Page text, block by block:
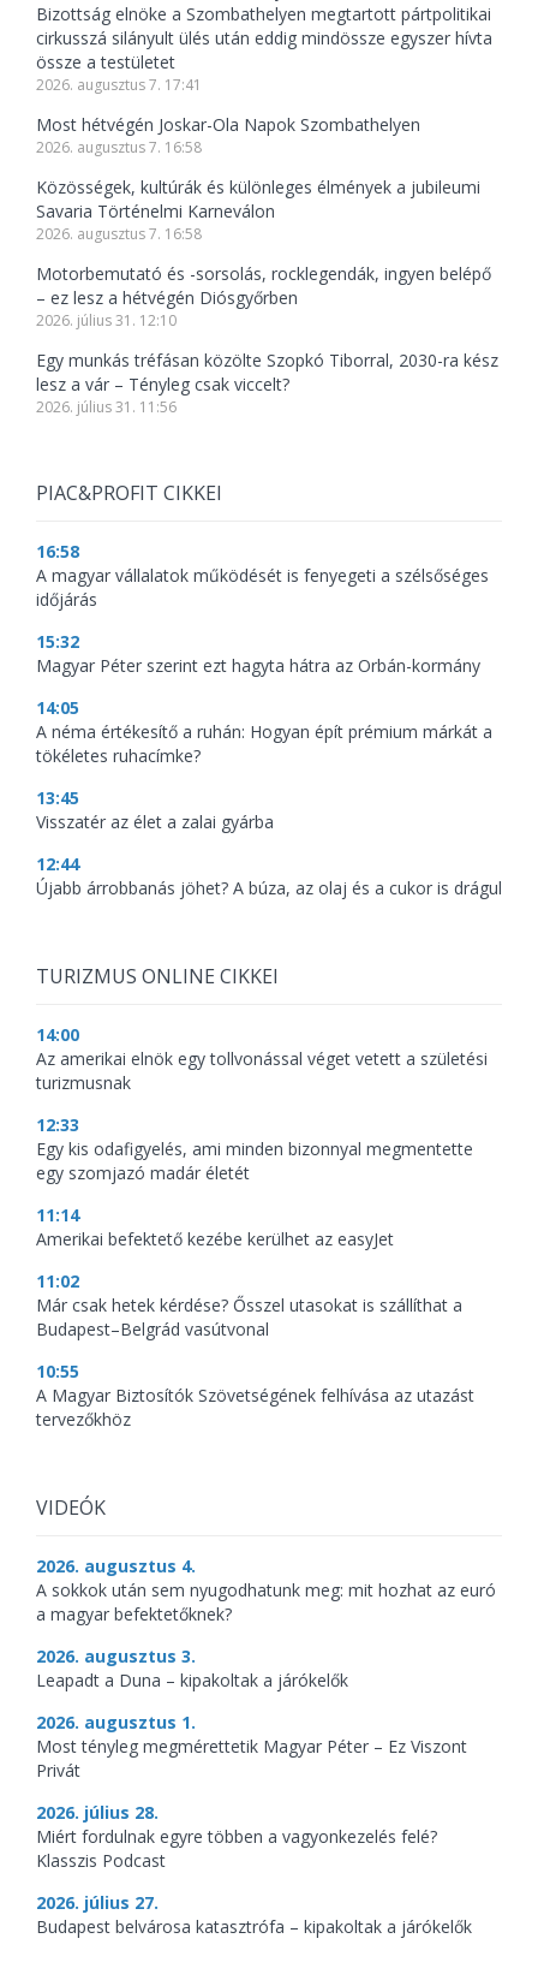
Bizottság elnöke a Szombathelyen megtartott pártpolitikai
cirkusszá silányult ülés után eddig mindössze egyszer hívta
össze a testületet
2026. augusztus 7. 17:41
Most hétvégén Joskar-Ola Napok Szombathelyen
2026. augusztus 7. 16:58
Közösségek, kultúrák és különleges élmények a jubileumi
Savaria Történelmi Karneválon
2026. augusztus 7. 16:58
Motorbemutató és -sorsolás, rocklegendák, ingyen belépő
– ez lesz a hétvégén Diósgyőrben
2026. július 31. 12:10
Egy munkás tréfásan közölte Szopkó Tiborral, 2030-ra kész
lesz a vár – Tényleg csak viccelt?
2026. július 31. 11:56
PIAC&PROFIT CIKKEI
16:58
A magyar vállalatok működését is fenyegeti a szélsőséges
időjárás
15:32
Magyar Péter szerint ezt hagyta hátra az Orbán-kormány
14:05
A néma értékesítő a ruhán: Hogyan épít prémium márkát a
tökéletes ruhacímke?
13:45
Visszatér az élet a zalai gyárba
12:44
Újabb árrobbanás jöhet? A búza, az olaj és a cukor is drágul
TURIZMUS ONLINE CIKKEI
14:00
Az amerikai elnök egy tollvonással véget vetett a születési
turizmusnak
12:33
Egy kis odafigyelés, ami minden bizonnyal megmentette
egy szomjazó madár életét
11:14
Amerikai befektető kezébe kerülhet az easyJet
11:02
Már csak hetek kérdése? Ősszel utasokat is szállíthat a
Budapest–Belgrád vasútvonal
10:55
A Magyar Biztosítók Szövetségének felhívása az utazást
tervezőkhöz
VIDEÓK
2026. augusztus 4.
A sokkok után sem nyugodhatunk meg: mit hozhat az euró
a magyar befektetőknek?
2026. augusztus 3.
Leapadt a Duna – kipakoltak a járókelők
2026. augusztus 1.
Most tényleg megmérettetik Magyar Péter – Ez Viszont
Privát
2026. július 28.
Miért fordulnak egyre többen a vagyonkezelés felé?
Klasszis Podcast
2026. július 27.
Budapest belvárosa katasztrófa – kipakoltak a járókelők